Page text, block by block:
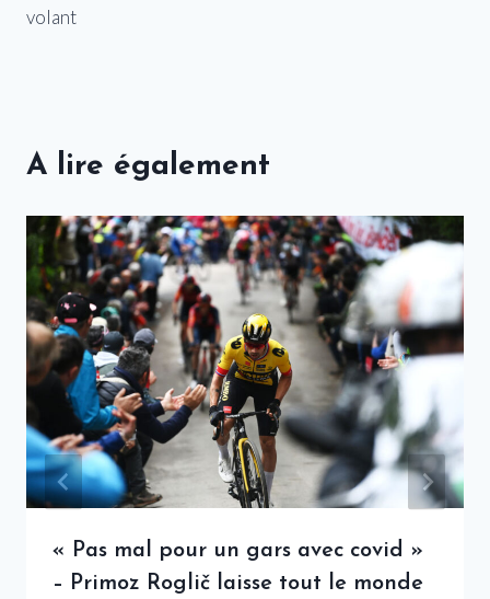
volant
A lire également
« Pas mal pour un gars avec covid »
– Primoz Roglič laisse tout le monde